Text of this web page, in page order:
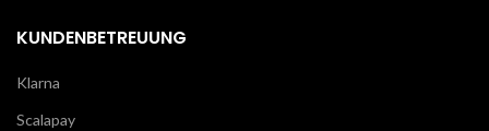
KUNDENBETREUUNG
Klarna
Scalapay